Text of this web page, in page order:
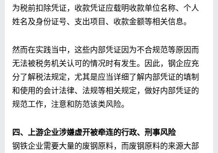
为税前扣除凭证，收款凭证应载明收款单位名称、个人
姓名及身份证号、支出项目、收款金额等相关信息。
然而在实践当中，这些内部凭证因为不合规范等原因而
无法被税务机关认可的情况时有发生。因此，钢企应充
分了解税法规定，尤其是应当详细了解内部凭证的填制
和使用的会计法律、法规等相关规定，做好内部凭证的
规范工作，注意和防范该类风险。
四、上游企业涉嫌虚开被牵连的行政、刑事风险
钢铁企业需要大量的废钢原料，而废钢原料的来源大部